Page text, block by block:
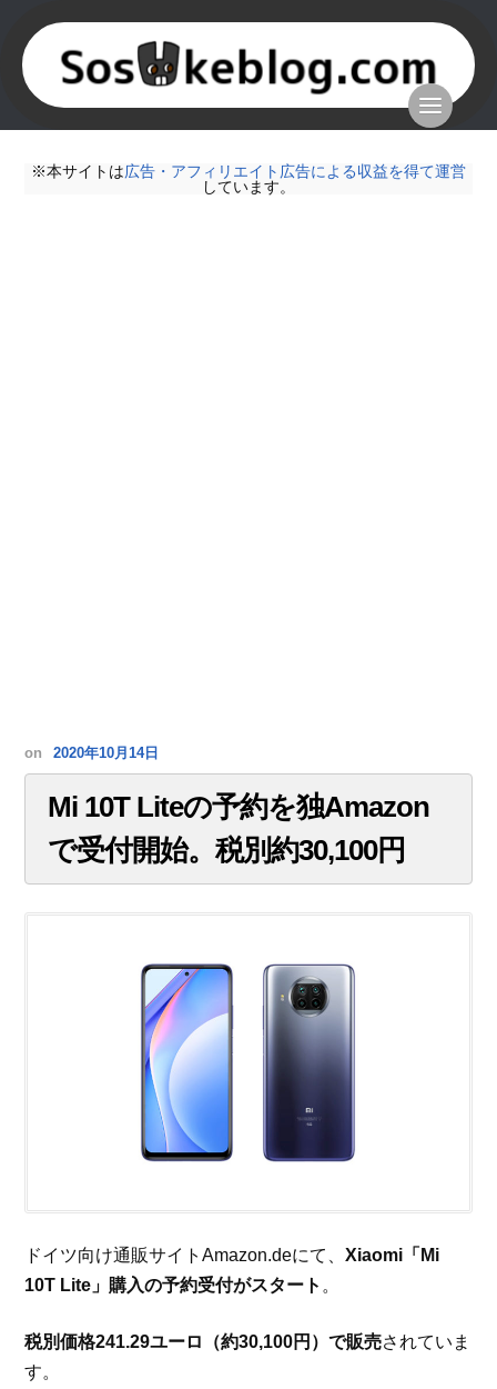
※本サイトは広告・アフィリエイト広告による収益を得て運営
しています。
on 2020年10月14日
Mi 10T Liteの予約を独Amazon
で受付開始。税別約30,100円
ドイツ向け通販サイトAmazon.deにて、Xiaomi「Mi
10T Lite」購入の予約受付がスタート 。
税別価格241.29ユーロ（約30,100円）で販売されていま
す。